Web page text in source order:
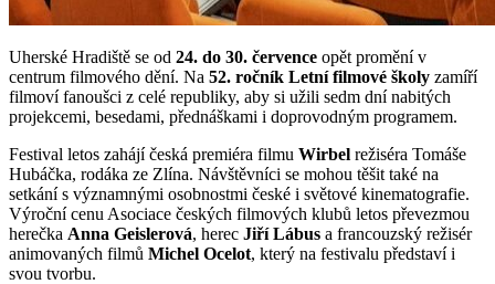
Uherské Hradiště se od 24. do 30. července opět promění v
centrum filmového dění. Na 52. ročník Letní filmové školy zamíří
filmoví fanoušci z celé republiky, aby si užili sedm dní nabitých
projekcemi, besedami, přednáškami i doprovodným programem.
Festival letos zahájí česká premiéra filmu Wirbel režiséra Tomáše
Hubáčka, rodáka ze Zlína. Návštěvníci se mohou těšit také na
setkání s významnými osobnostmi české i světové kinematografie.
Výroční cenu Asociace českých filmových klubů letos převezmou
herečka Anna Geislerová, herec Jiří Lábus a francouzský režisér
animovaných filmů Michel Ocelot, který na festivalu představí i
svou tvorbu.